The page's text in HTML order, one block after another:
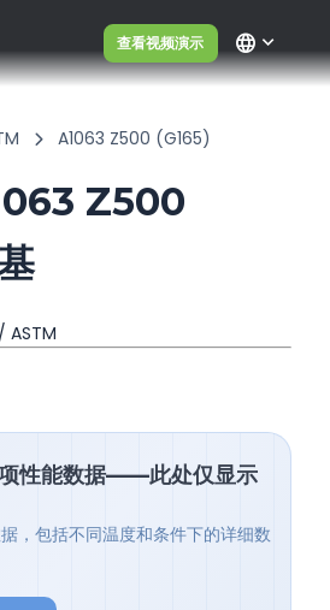
查看视频演示 language
A1063 Z500 (G165)
Z500
ASTM
性能数据——此处仅显示
，包括不同温度和条件下的详细数